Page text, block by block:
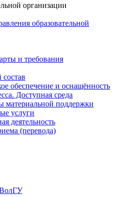
организации
образовательной
и требования
обеспечение и оснащённость
Доступная среда
поддержки
услуги
деятельность
(перевода)